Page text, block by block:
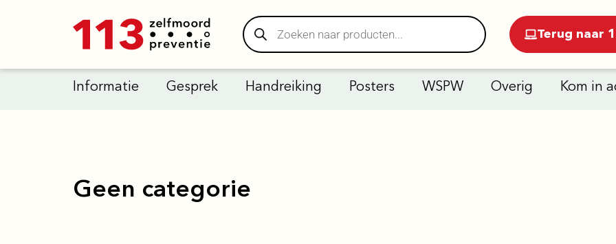
Terug naar
Informatie Gesprek Handreiking Posters WSPW Overig Kom in
Geen categorie